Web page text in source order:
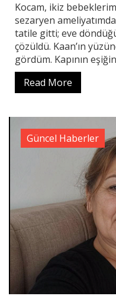
Kocam, ikiz
sezaryen
tatile gitti; eve
çözüldü. Kaan’ın
gördüm. Kapının
Read More
Güncel Haberler